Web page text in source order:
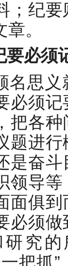
；纪
。
要必须
名思
必须
把各
题进
是奋
领导
面俱
必须
究
把抓